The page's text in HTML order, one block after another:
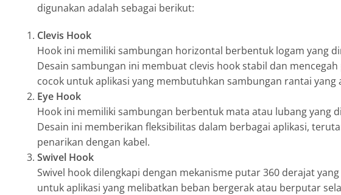
digunakan adalah sebagai berikut:
Clevis Hook
Hook ini memiliki sambungan horizontal berbentuk logam yang
Desain sambungan ini membuat clevis hook stabil dan
cocok untuk aplikasi yang membutuhkan sambungan rantai yang
Eye Hook
Hook ini memiliki sambungan berbentuk mata atau lubang yang
Desain ini memberikan fleksibilitas dalam berbagai aplikasi,
penarikan dengan kabel.
Swivel Hook
Swivel hook dilengkapi dengan mekanisme putar 360 derajat
untuk aplikasi yang melibatkan beban bergerak atau berputar